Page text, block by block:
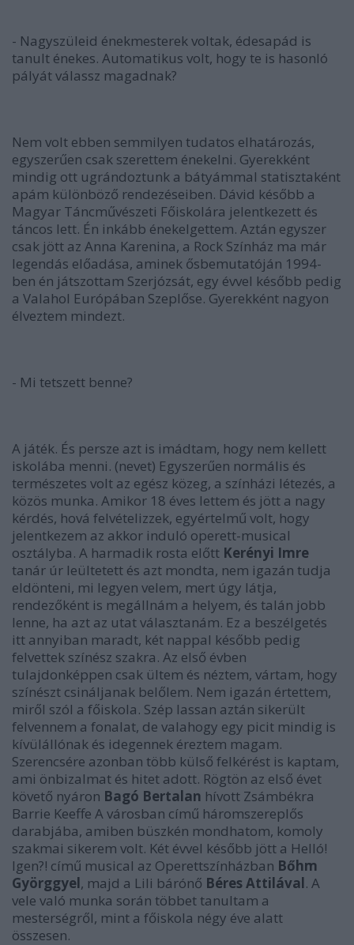
- Nagyszüleid énekmesterek voltak, édesapád is
tanult énekes. Automatikus volt, hogy te is hasonló
pályát válassz magadnak?
Nem volt ebben semmilyen tudatos elhatározás,
egyszerűen csak szerettem énekelni. Gyerekként
mindig ott ugrándoztunk a bátyámmal statisztaként
apám különböző rendezéseiben. Dávid később a
Magyar Táncművészeti Főiskolára jelentkezett és
táncos lett. Én inkább énekelgettem. Aztán egyszer
csak jött az Anna Karenina, a Rock Színház ma már
legendás előadása, aminek ősbemutatóján 1994-
ben én játszottam Szerjózsát, egy évvel később pedig
a Valahol Európában Szeplőse. Gyerekként nagyon
élveztem mindezt.
- Mi tetszett benne?
A játék. És persze azt is imádtam, hogy nem kellett
iskolába menni. (nevet) Egyszerűen normális és
természetes volt az egész közeg, a színházi létezés, a
közös munka. Amikor 18 éves lettem és jött a nagy
kérdés, hová felvételizzek, egyértelmű volt, hogy
jelentkezem az akkor induló operett-musical
osztályba. A harmadik rosta előtt Kerényi Imre
tanár úr leültetett és azt mondta, nem igazán tudja
eldönteni, mi legyen velem, mert úgy látja,
rendezőként is megállnám a helyem, és talán jobb
lenne, ha azt az utat választanám. Ez a beszélgetés
itt annyiban maradt, két nappal később pedig
felvettek színész szakra. Az első évben
tulajdonképpen csak ültem és néztem, vártam, hogy
színészt csináljanak belőlem. Nem igazán értettem,
miről szól a főiskola. Szép lassan aztán sikerült
felvennem a fonalat, de valahogy egy picit mindig is
kívülállónak és idegennek éreztem magam.
Szerencsére azonban több külső felkérést is kaptam,
ami önbizalmat és hitet adott. Rögtön az első évet
követő nyáron Bagó Bertalan hívott Zsámbékra
Barrie Keeffe A városban című háromszereplős
darabjába, amiben büszkén mondhatom, komoly
szakmai sikerem volt. Két évvel később jött a Helló!
Igen?! című musical az Operettszínházban Bőhm
Györggyel, majd a Lili bárónő Béres Attilával. A
vele való munka során többet tanultam a
mesterségről, mint a főiskola négy éve alatt
összesen.